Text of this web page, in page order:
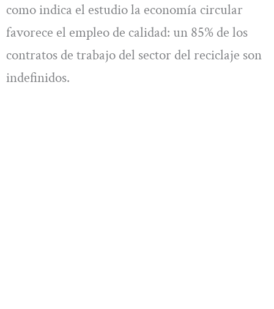
como indica el estudio la economía circular
favorece el empleo de calidad: un 85% de los
contratos de trabajo del sector del reciclaje son
indefinidos.